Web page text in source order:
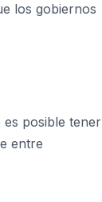
los gobiernos
es posible tener
entre